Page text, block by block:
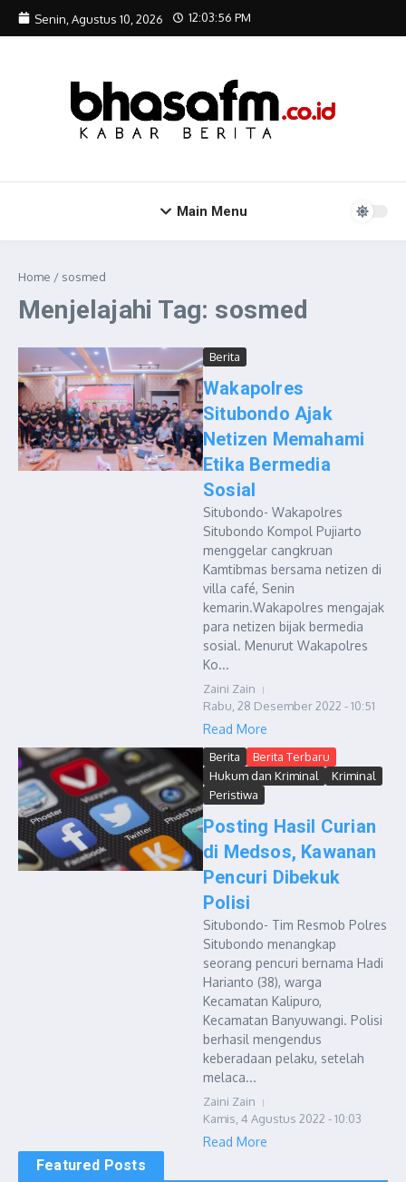
Lewati ke konten
Senin, Agustus 10, 2026 12:03:57 PM
Main Menu
Home / sosmed
Menjelajahi Tag: sosmed
Berita
Wakapolres
Situbondo Ajak
Netizen Memahami
Etika Bermedia
Sosial
Situbondo- Wakapolres
Situbondo Kompol Pujiarto
menggelar cangkruan
Kamtibmas bersama netizen di
villa café, Senin
kemarin.Wakapolres mengajak
para netizen bijak bermedia
sosial. Menurut Wakapolres
Ko...
Zaini Zain
Rabu, 28 Desember 2022 - 10:51
Read More
Berita
Berita Terbaru
Hukum dan Kriminal
Kriminal
Peristiwa
Posting Hasil Curian
di Medsos, Kawanan
Pencuri Dibekuk
Polisi
Situbondo- Tim Resmob Polres
Situbondo menangkap
seorang pencuri bernama Hadi
Harianto (38), warga
Kecamatan Kalipuro,
Kecamatan Banyuwangi. Polisi
berhasil mengendus
keberadaan pelaku, setelah
melaca...
Zaini Zain
Kamis, 4 Agustus 2022 - 10:03
Read More
Featured Posts